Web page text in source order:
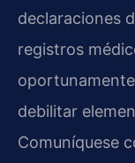
declaraciones
registros
debilitar
Comuníquese